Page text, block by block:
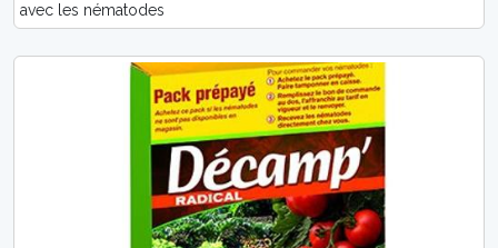
avec les nématodes